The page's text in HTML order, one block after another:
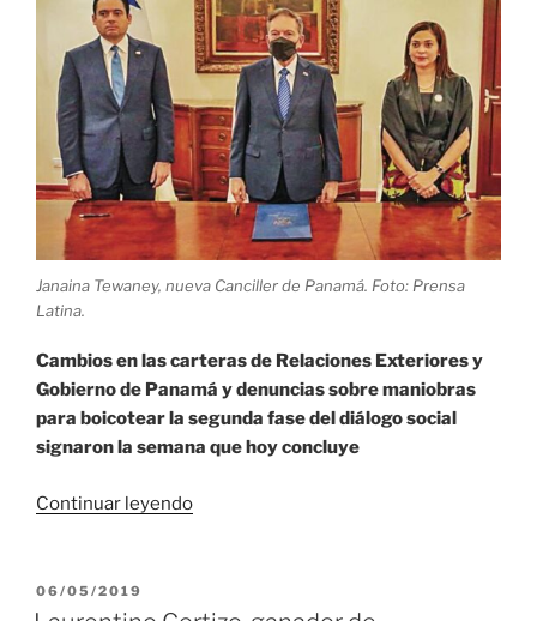
Janaina Tewaney, nueva Canciller de Panamá. Foto: Prensa
Latina.
Cambios en las carteras de Relaciones Exteriores y
Gobierno de Panamá y denuncias sobre maniobras
para boicotear la segunda fase del diálogo social
signaron la semana que hoy concluye
Continuar leyendo«Panamá:
PUBLICADO
EL
06/05/2019